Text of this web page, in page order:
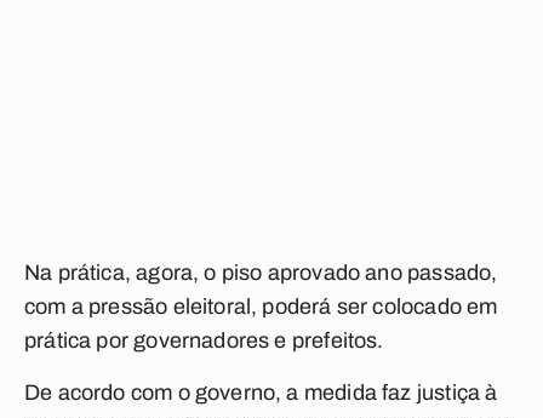
Na prática, agora, o piso aprovado ano passado,
com a pressão eleitoral, poderá ser colocado em
prática por governadores e prefeitos.
De acordo com o governo, a medida faz justiça à